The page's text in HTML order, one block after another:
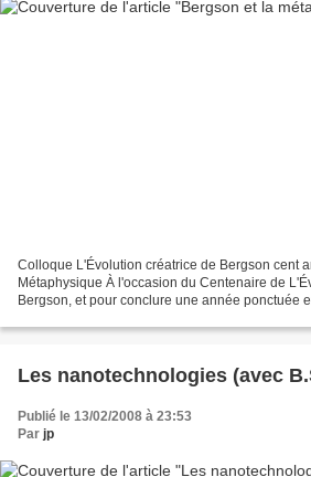
Colloque L'Évolution créatrice de Bergson cent
Métaphysique À l'occasion du Centenaire de
Bergson, et pour conclure une année ponctuée
Les nanotechnologies (avec
Publié le 13/02/2008 à 23:53
Par jp